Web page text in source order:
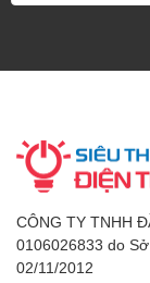
CÔNG TY TNHH
0106026833 do
02/11/2012